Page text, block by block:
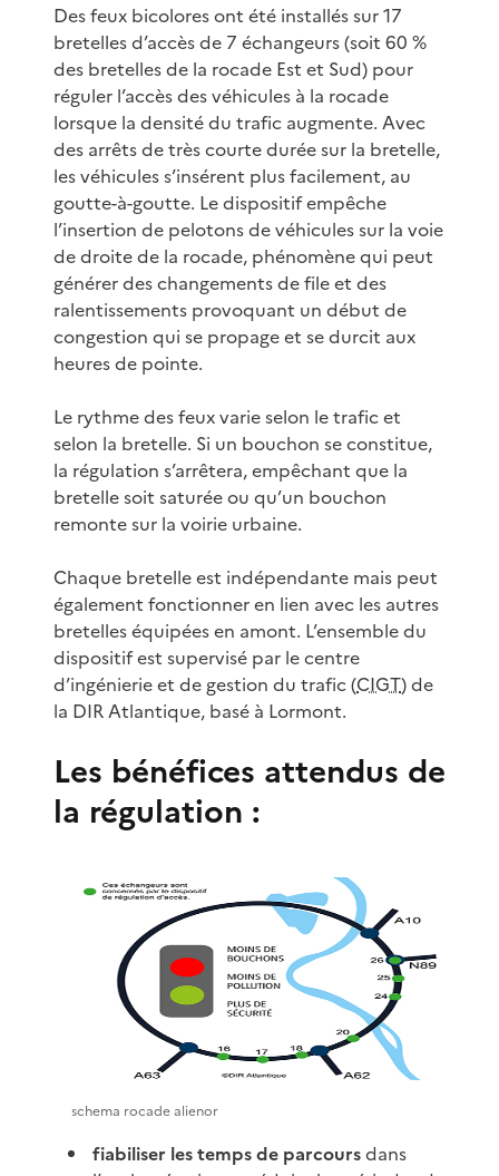
Des feux bicolores ont été installés sur 17
bretelles d’accès de 7 échangeurs (soit 60 %
des bretelles de la rocade Est et Sud) pour
réguler l’accès des véhicules à la rocade
lorsque la densité du trafic augmente. Avec
des arrêts de très courte durée sur la bretelle,
les véhicules s’insérent plus facilement, au
goutte-à-goutte. Le dispositif empêche
l’insertion de pelotons de véhicules sur la voie
de droite de la rocade, phénomène qui peut
générer des changements de file et des
ralentissements provoquant un début de
congestion qui se propage et se durcit aux
heures de pointe.
Le rythme des feux varie selon le trafic et
selon la bretelle. Si un bouchon se constitue,
la régulation s’arrêtera, empêchant que la
bretelle soit saturée ou qu’un bouchon
remonte sur la voirie urbaine.
Chaque bretelle est indépendante mais peut
également fonctionner en lien avec les autres
bretelles équipées en amont. L’ensemble du
dispositif est supervisé par le centre
d’ingénierie et de gestion du trafic (CIGT) de
la DIR Atlantique, basé à Lormont.
Les bénéfices attendus de
la régulation :
schema rocade alienor
fiabiliser les temps de parcoursdans